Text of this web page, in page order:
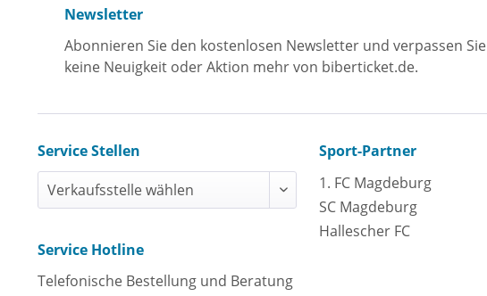
Newsletter
Abonnieren Sie den kostenlosen Newsletter und verpassen Sie
keine Neuigkeit oder Aktion mehr von biberticket.de.
Service Stellen
Service Hotline
Telefonische Bestellung und Beratung
Sport-Partner
1. FC Magdeburg
SC Magdeburg
Hallescher FC